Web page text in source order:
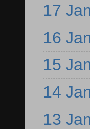
17
16
15
14
13